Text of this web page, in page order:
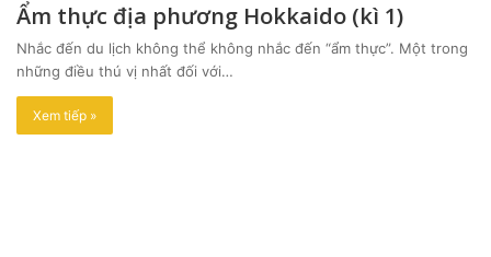
Ẩm thực địa phương Hokkaido (kì 1)
Nhắc đến du lịch không thể không nhắc đến “ẩm thực”. Một trong
những điều thú vị nhất đối với…
Xem tiếp »